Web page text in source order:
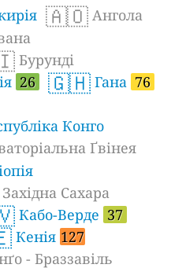
🇦🇴 Ангола
Бурунді
26 🇬🇭 Гана 76
Конго
Ґвінея
Західна Сахара
Кабо-Верде 37
Кенія 127
- Браззавіль